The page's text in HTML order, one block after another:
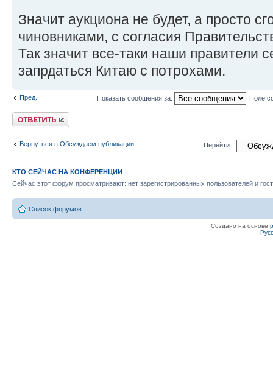
Значит аукциона не будет, а просто
чиновниками, с согласия
Так значит все-таки наши правители
запрдаться Китаю с потрохами.
Пред. Показать сообщения за: Поле
Ответить
Вернуться в Обсуждаем публикации Перейти:
КТО СЕЙЧАС НА КОНФЕРЕНЦИИ
Сейчас этот форум просматривают: нет зарегистрированных пользователей и
Список форумов
Создано на основе